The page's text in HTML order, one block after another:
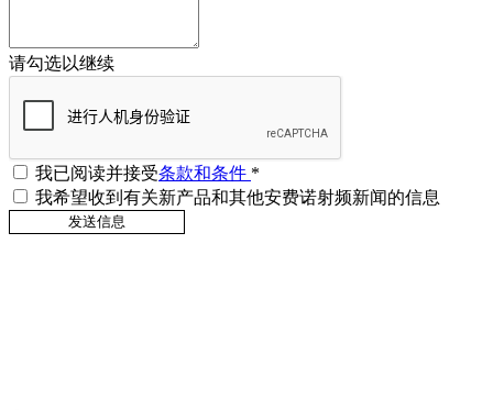
请勾选以继续
我已阅读并接受条款和条件 *
我希望收到有关新产品和其他安费诺射频新闻的信息